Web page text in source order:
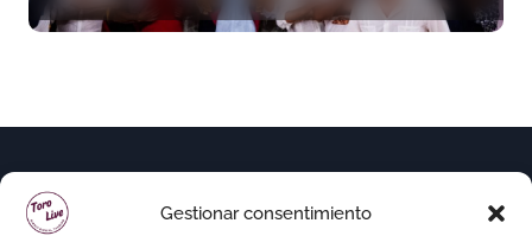
Gestionar consentimiento
Morante